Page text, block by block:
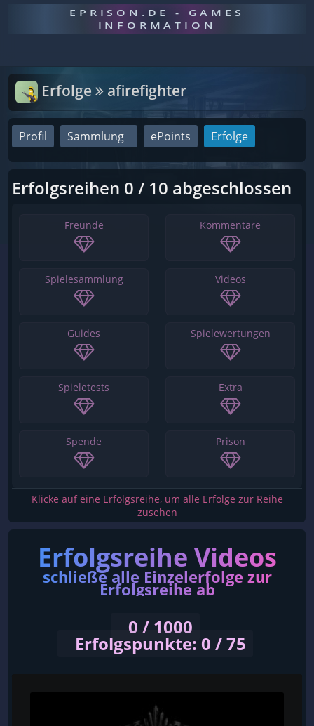
EPRISON.DE - GAMES
INFORMATION
Erfolge afirefighter
Profil Sammlung ePoints Erfolge
Erfolgsreihen 0 / 10 abgeschlossen
Freunde Kommentare
Spielesammlung Videos
Guides Spielewertungen
Spieletests Extra
Spende Prison
Klicke auf eine Erfolgsreihe, um alle Erfolge zur Reihe
zusehen
Erfolgsreihe Videos
schließe alle Einzelerfolge zur
Erfolgsreihe ab
0 / 1000
Erfolgspunkte: 0 / 75